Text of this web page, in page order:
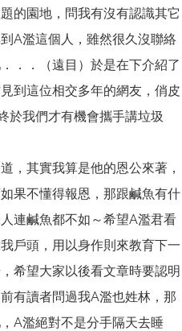
的園地，問我有沒有認識其它
A濫這個人，雖然很久沒聯絡
．．（遠目）於是在下介紹了
到這位相交多年的網友，俏皮
於我們才有機會攜手講垃圾
，其實我算是他的恩公來著，
果不懂得報恩，那跟鹹魚有什
連鹹魚都不如～希望A濫君看
戶頭，用以身作則來教育下一
希望大家以後看文章時要認明
有讀者問過我A濫也姓林，那
A濫絕對不是分手隔天去睡